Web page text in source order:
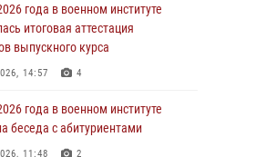
13:39 7
институте завершается летняя
10:41 1
года в военном институте
итоговая аттестация
выпускного курса
14:57 4
года в военном институте
беседа с абитуриентами
11:48 2